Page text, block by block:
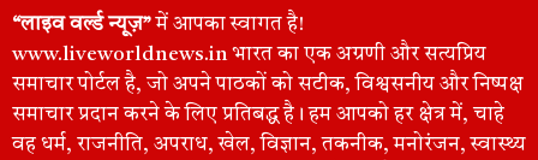
“लाइव वर्ल्ड न्यूज़”में आपका स्वागत है!
www.liveworldnews.in भारत का एक अग्रणी और सत्यप्रिय
समाचार पोर्टल है, जो अपने पाठकों को सटीक, विश्वसनीय और निष्पक्ष
समाचार प्रदान करने के लिए प्रतिबद्ध है। हम आपको हर क्षेत्र में, चाहे
वह धर्म, राजनीति, अपराध, खेल, विज्ञान, तकनीक, मनोरंजन, स्वास्थ्य